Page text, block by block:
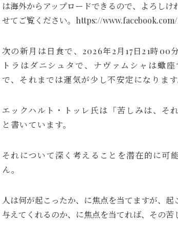
は海外からアップロードできるので、よろし
せてご覧ください。https://www.facebook.com/
次の新月は日食で、2026年2月17日21時00
トラはダニシュタで、ナヴァムシャは蠍
で、それまでは運気が少し不安定になります
エックハルト・トッレ氏は「苦しみは、そ
と書いています。
それについて深く考えることを潜在的に可
ん。
人は何が起こったか、に焦点を当てますが、
与えてくれるのか、に焦点を当てれば、その